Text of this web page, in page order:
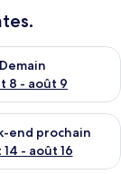
8
Demain
8 - août 9
pour
7 - août 9
end prochain
- août 16
pour